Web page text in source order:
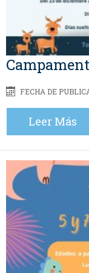
FECHA DE
Leer Más